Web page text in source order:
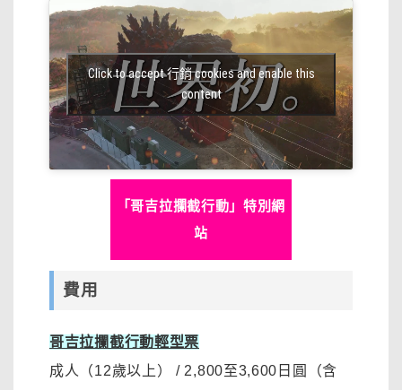
Click to accept 行銷 cookies and enable this
content
「哥吉拉攔截行動」特別網
站
費用
哥吉拉攔截行動輕型票
成人（12歲以上）
/ 2,800至3,600日圓
（含